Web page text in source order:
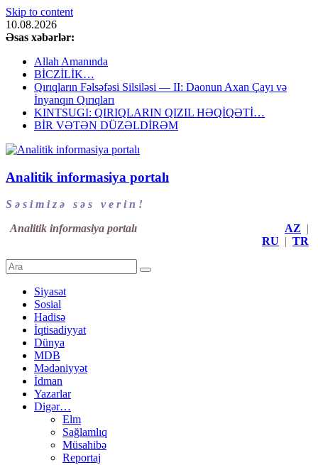
Skip to content
10.08.2026
Əsas xəbərlər:
Allah Amanında
BİCZİLİK…
Qırıqların Fəlsəfəsi Silsiləsi — II: Daonun Axan Çayı və
İnyanqın Qırıqları
KINTSUGI: QIRIQLARIN QIZIL HƏQİQƏTİ…
BİR VƏTƏN DÜZƏLDİRƏM
Analitik informasiya portalı
S ə s i m i z ə s ə s v e r i n !
Analitik informasiya portalı
AZ |
RU | TR
Siyasət
Sosial
Hadisə
İqtisadiyyat
Dünya
MDB
Mədəniyyət
İdman
Yazarlar
Digər…
Elm
Sağlamlıq
Müsahibə
Reportaj